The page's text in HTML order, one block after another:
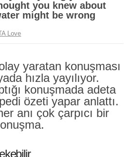
yaratan konuşması
hızla yayılıyor.
konuşmada adeta
özeti yapar anlattı.
anı çok çarpıcı bir